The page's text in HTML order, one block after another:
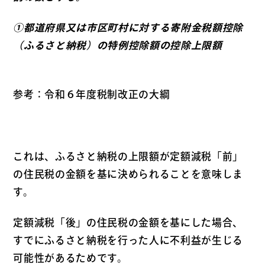
①都道府県又は市区町村に対する寄附金税額控除
（ふるさと納税）の特例控除額の控除上限額
参考：令和６年度税制改正の大綱
これは、ふるさと納税の上限額が定額減税「前」
の住民税の金額を基に決められることを意味しま
す。
定額減税「後」の住民税の金額を基にした場合、
すでにふるさと納税を行った人に不利益が生じる
可能性があるためです。